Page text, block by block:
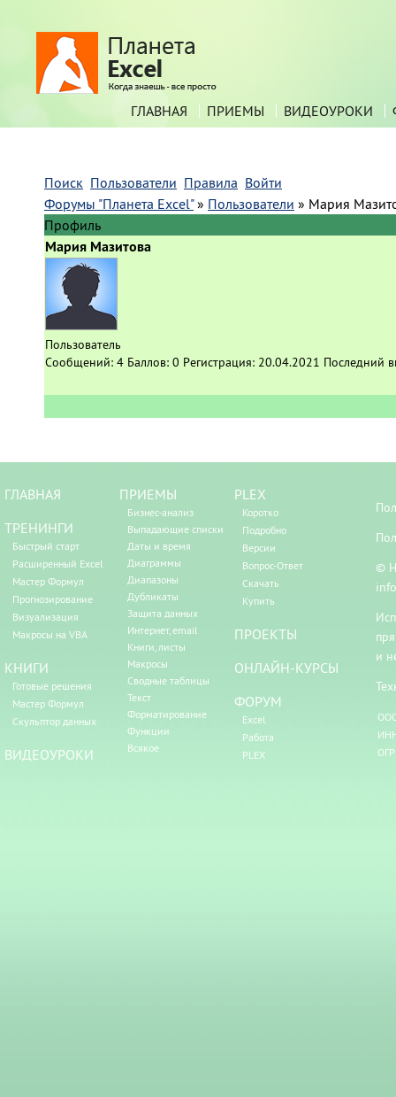
ГЛАВНАЯ ПРИЕМЫ ВИДЕОУРОКИ
Поиск Пользователи Правила Войти
Форумы "Планета Excel" » Пользователи » Мария
Профиль
Мария Мазитова
Пользователь
Сообщений: 4 Баллов: 0 Регистрация: 20.04.2021 Последний
ГЛАВНАЯ
ТРЕНИНГИ
Быстрый старт
Расширенный Excel
Мастер Формул
Прогнозирование
Визуализация
Макросы на VBA
КНИГИ
Готовые решения
Мастер Формул
Скульптор данных
ВИДЕОУРОКИ
ПРИЕМЫ
Бизнес-анализ
Выпадающие списки
Даты и время
Диаграммы
Диапазоны
Дубликаты
Защита данных
Интернет, email
Книги, листы
Макросы
Сводные таблицы
Текст
Форматирование
Функции
Всякое
PLEX
Коротко
Подробно
Версии
Вопрос-Ответ
Скачать
Купить
ПРОЕКТЫ
ОНЛАЙН-КУРСЫ
ФОРУМ
Excel
Работа
PLEX
©
и